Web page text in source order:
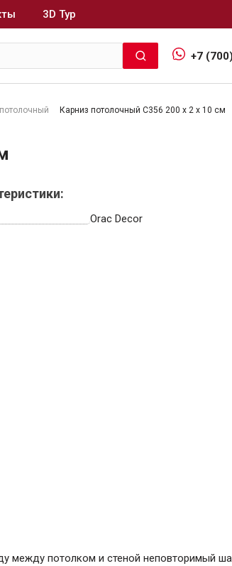
Карниз потолочный C356 200 x 2 x 10 см
Orac Decor
между потолком и стеной неповторимый
3D Тур
+7
гвозди